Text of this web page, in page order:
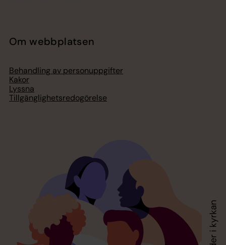
Om webbplatsen
Behandling av personuppgifter
Kakor
Lyssna
Tillgänglighetsredogörelse